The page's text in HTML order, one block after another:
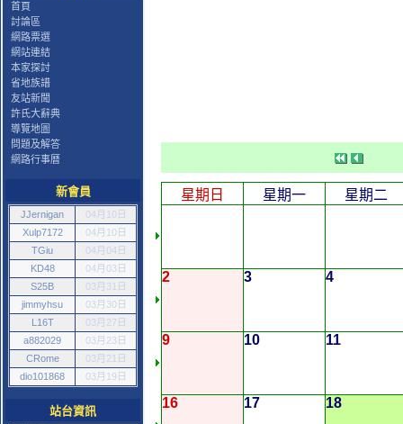
首頁
討論區
網路票選
網站連結
本家探討
省地族譜
友站新聞
許氏大辭典
導覽地圖
問題及解答
網路行事曆
新會員
JJernigan
04月10日
Xulp7172
04月10日
TGiu
04月04日
KD48
04月03日
S25B
03月31日
jimmyhsu
03月30日
L16T
03月27日
a882029
03月23日
CRome
03月21日
dio101868
03月19日
站台資訊
星期日 星期一 星期二
2 3 4
9 10 11
16 17 18